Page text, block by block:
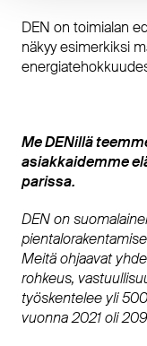
DEN on toimialan
näkyy esimerkiksi
Me DENillä
asiakkaidemme
parissa.
DEN on
Meitä ohjaavat
rohkeus,
työskentelee yli
vuonna 2021 oli